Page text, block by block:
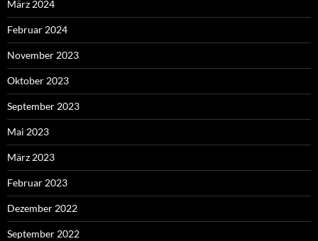
März 2024
Februar 2024
November 2023
Oktober 2023
September 2023
Mai 2023
März 2023
Februar 2023
Dezember 2022
September 2022